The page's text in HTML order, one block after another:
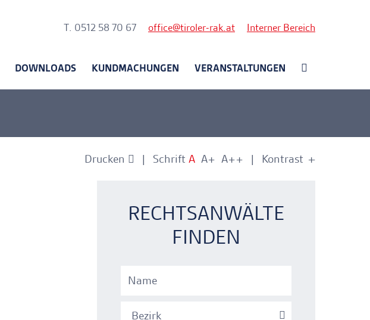
T. 0512 58 70 67 office tiroler-rak.at Interner Bereich
DOWNLOADS KUNDMACHUNGEN VERANSTALTUNGEN
Drucken Schrift A A+ A++ Kontrast +
-
RECHTSANWÄLTE
FINDEN
Bezirk